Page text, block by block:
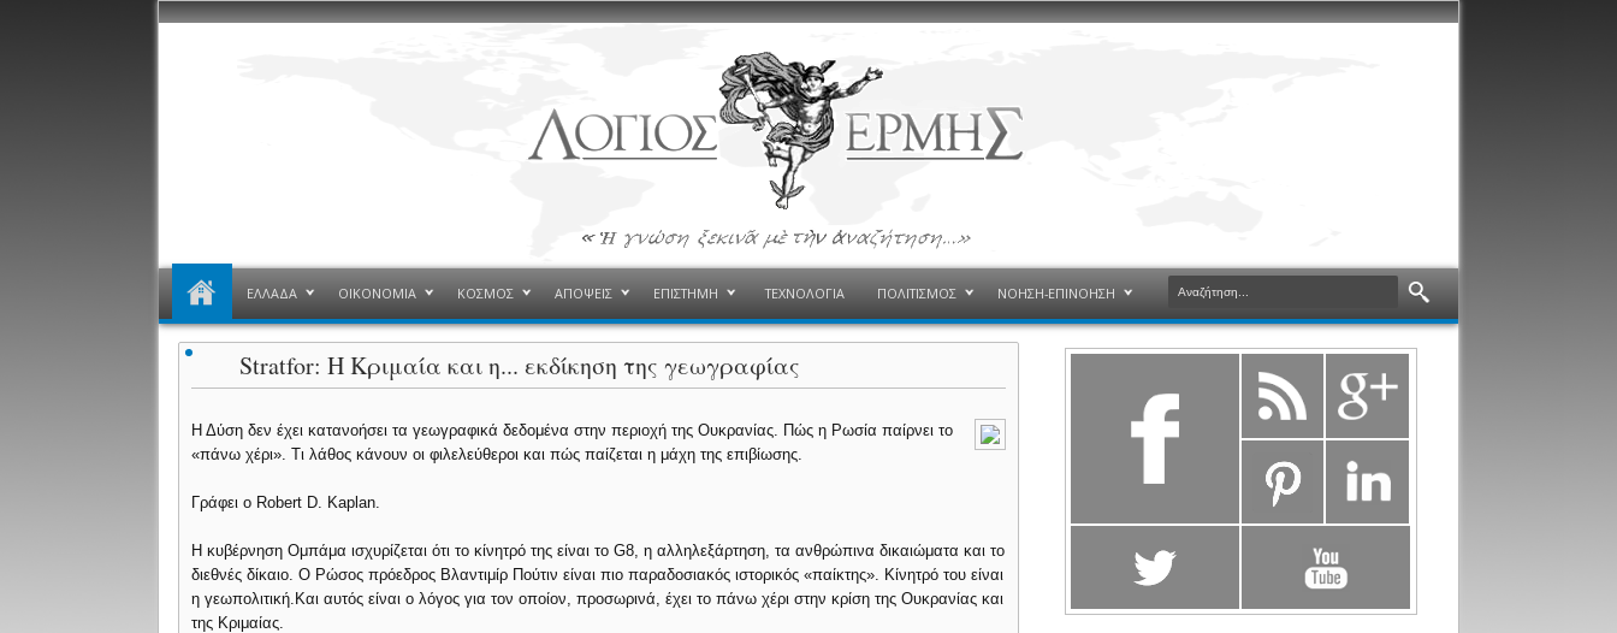
ΕΛΛΑΔΑ ΟΙΚΟΝΟΜΙΑ ΚΟΣΜΟΣ ΑΠΟΨΕΙΣ ΕΠΙΣΤΗΜΗ ΤΕΧΝΟΛΟΓΙΑ ΠΟΛΙΤΙΣΜΟΣ ΝΟΗΣΗ-ΕΠΙΝΟΗΣΗ
Stratfor: Η Κριμαία και η... εκδίκηση της γεωγραφίας
Η Δύση δεν έχει κατανοήσει τα γεωγραφικά δεδομένα στην περιοχή της Ουκρανίας. Πώς η Ρωσία παίρνει το
«πάνω χέρι». Τι λάθος κάνουν οι φιλελεύθεροι και πώς παίζεται η μάχη της επιβίωσης.
Γράφει ο Robert D. Kaplan.
Η κυβέρνηση Ομπάμα ισχυρίζεται ότι το κίνητρό της είναι το G8, η αλληλεξάρτηση, τα ανθρώπινα δικαιώματα και το
διεθνές δίκαιο. Ο Ρώσος πρόεδρος Βλαντιμίρ Πούτιν είναι πιο παραδοσιακός ιστορικός «παίκτης». Κίνητρό του είναι
η γεωπολιτική.Και αυτός είναι ο λόγος για τον οποίον, προσωρινά, έχει το πάνω χέρι στην κρίση της Ουκρανίας και
της Κριμαίας.